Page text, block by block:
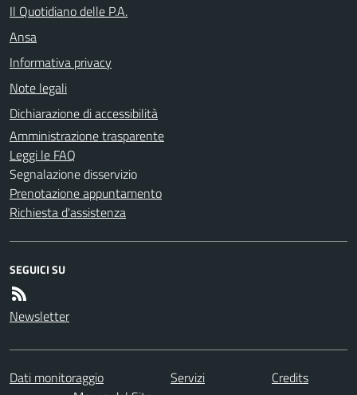
Il Quotidiano delle P.A.
Ansa
Informativa privacy
Note legali
Dichiarazione di accessibilità
Amministrazione trasparente
Leggi le FAQ
Segnalazione disservizio
Prenotazione appuntamento
Richiesta d'assistenza
SEGUICI SU
Newsletter
Dati monitoraggio Servizi
Credits